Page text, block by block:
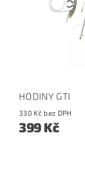
HODINY GTI
330 Kč bez DPH
399 Kč